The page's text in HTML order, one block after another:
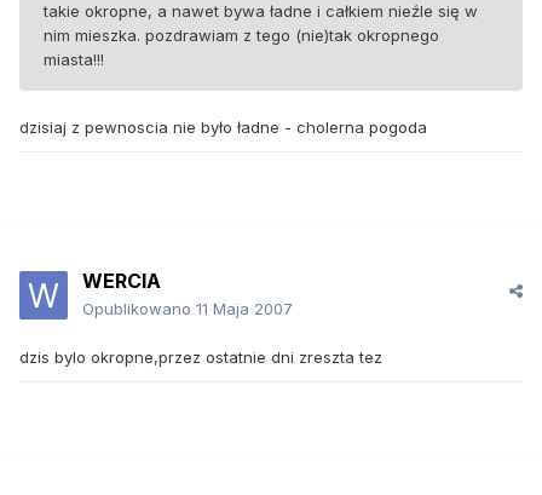
takie okropne, a nawet bywa ładne i całkiem nieźle się w
nim mieszka. pozdrawiam z tego (nie)tak okropnego
miasta!!!
dzisiaj z pewnoscia nie było ładne - cholerna pogoda
WERCIA
Opublikowano 11 Maja 2007
dzis bylo okropne,przez ostatnie dni zreszta tez